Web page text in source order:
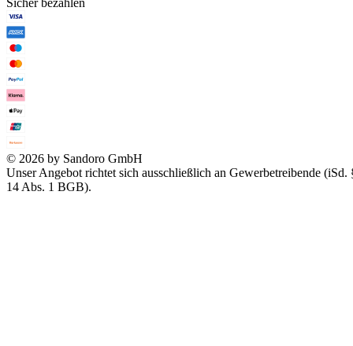
© 2026 by Sandoro GmbH
Unser Angebot richtet sich ausschließlich an Gewerbetreibende (iSd.
14 Abs. 1 BGB).